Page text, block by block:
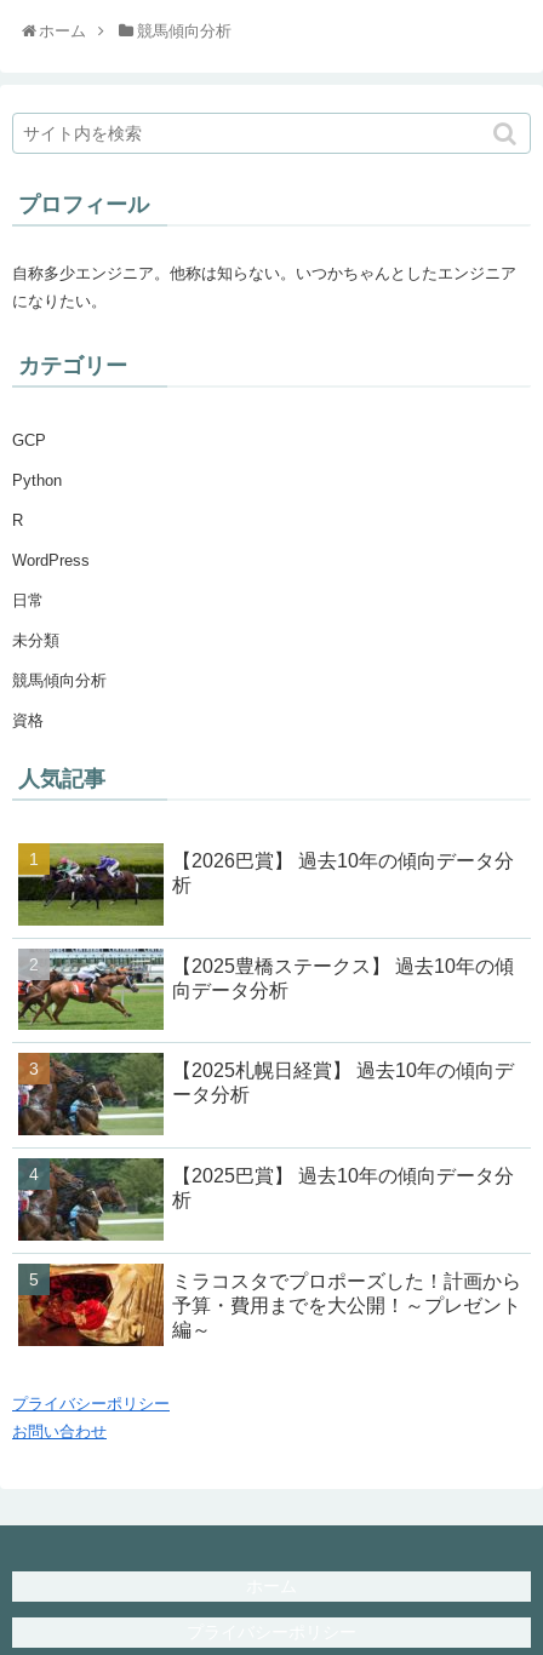
ホーム 競馬傾向分析
プロフィール
自称多少エンジニア。他称は知らない。いつかちゃんとしたエンジニア
になりたい。
カテゴリー
GCP
Python
R
WordPress
日常
未分類
競馬傾向分析
資格
人気記事
【2026巴賞】 過去10年の傾向データ分
析
【2025豊橋ステークス】 過去10年の傾
向データ分析
【2025札幌日経賞】 過去10年の傾向デ
ータ分析
【2025巴賞】 過去10年の傾向データ分
析
ミラコスタでプロポーズした！計画から
予算・費用までを大公開！～プレゼント
編～
プライバシーポリシー
お問い合わせ